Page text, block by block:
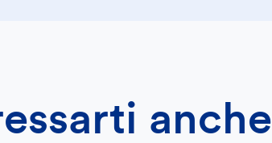
anche